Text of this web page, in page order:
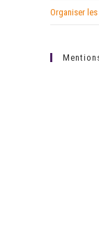
Organiser